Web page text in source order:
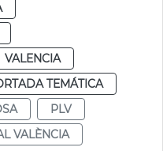
VALENCIA
TEMÁTICA
PLV
VALÈNCIA